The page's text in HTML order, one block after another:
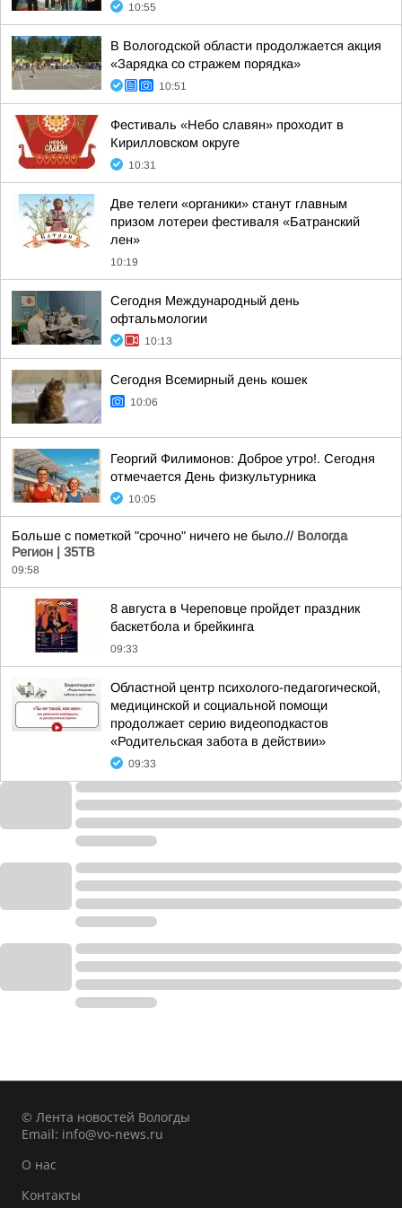
10:55
В Вологодской области продолжается акция
«Зарядка со стражем порядка»
10:51
Фестиваль «Небо славян» проходит в
Кирилловском округе
10:31
Две телеги «органики» станут главным
призом лотереи фестиваля «Батранский
лен»
10:19
Сегодня Международный день
офтальмологии
10:13
Сегодня Всемирный день кошек
10:06
Георгий Филимонов: Доброе утро!. Сегодня
отмечается День физкультурника
10:05
Больше с пометкой "срочно" ничего не было.// Вологда
Регион | 35ТВ
09:58
8 августа в Череповце пройдет праздник
баскетбола и брейкинга
09:33
Областной центр психолого-педагогической,
медицинской и социальной помощи
продолжает серию видеоподкастов
«Родительская забота в действии»
09:33
© Лента новостей Вологды
Email: info@vo-news.ru
О нас
Контакты